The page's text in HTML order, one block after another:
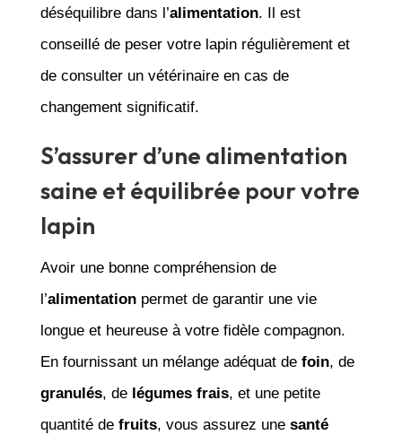
déséquilibre dans l’alimentation. Il est
conseillé de peser votre lapin régulièrement et
de consulter un vétérinaire en cas de
changement significatif.
S’assurer d’une alimentation
saine et équilibrée pour votre
lapin
Avoir une bonne compréhension de
l’alimentationpermet de garantir une vie
longue et heureuse à votre fidèle compagnon.
En fournissant un mélange adéquat de foin, de
granulés, de légumes frais, et une petite
quantité de fruits, vous assurez une santé